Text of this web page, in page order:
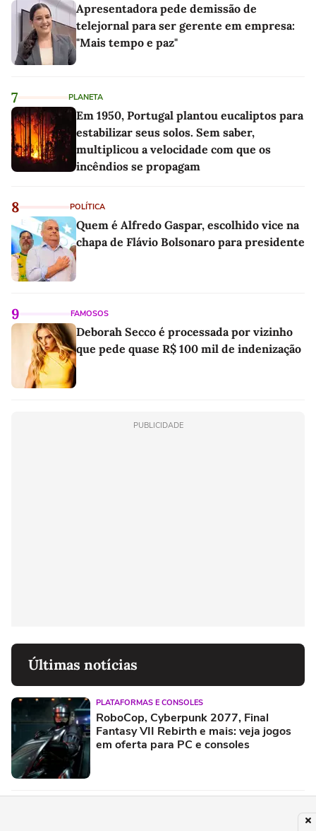
Apresentadora pede demissão de
telejornal para ser gerente em empresa:
"Mais tempo e paz"
7 PLANETA
Em 1950, Portugal plantou eucaliptos para
estabilizar seus solos. Sem saber,
multiplicou a velocidade com que os
incêndios se propagam
8 POLÍTICA
Quem é Alfredo Gaspar, escolhido vice na
chapa de Flávio Bolsonaro para presidente
9 FAMOSOS
Deborah Secco é processada por vizinho
que pede quase R$ 100 mil de indenização
PUBLICIDADE
Últimas notícias
PLATAFORMAS E CONSOLES
RoboCop, Cyberpunk 2077, Final
Fantasy VII Rebirth e mais: veja jogos
em oferta para PC e consoles